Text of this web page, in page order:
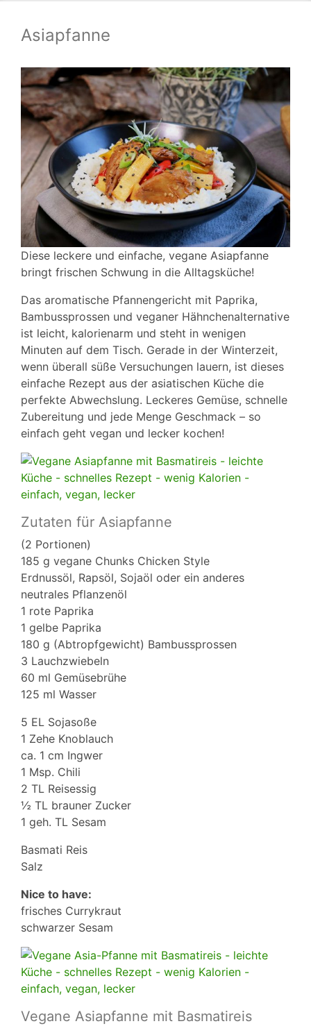
Asiapfanne
Diese leckere und einfache, vegane Asiapfanne
bringt frischen Schwung in die Alltagsküche!
Das aromatische Pfannengericht mit Paprika,
Bambussprossen und veganer Hähnchenalternative
ist leicht, kalorienarm und steht in wenigen
Minuten auf dem Tisch. Gerade in der Winterzeit,
wenn überall süße Versuchungen lauern, ist dieses
einfache Rezept aus der asiatischen Küche die
perfekte Abwechslung. Leckeres Gemüse, schnelle
Zubereitung und jede Menge Geschmack – so
einfach geht vegan und lecker kochen!
Zutaten für Asiapfanne
(2 Portionen)
185 g vegane Chunks Chicken Style
Erdnussöl, Rapsöl, Sojaöl oder ein anderes
neutrales Pflanzenöl
1 rote Paprika
1 gelbe Paprika
180 g (Abtropfgewicht) Bambussprossen
3 Lauchzwiebeln
60 ml Gemüsebrühe
125 ml Wasser
5 EL Sojasoße
1 Zehe Knoblauch
ca. 1 cm Ingwer
1 Msp. Chili
2 TL Reisessig
½ TL brauner Zucker
1 geh. TL Sesam
Basmati Reis
Salz
Nice to have:
frisches Currykraut
schwarzer Sesam
Vegane Asiapfanne mit Basmatireis